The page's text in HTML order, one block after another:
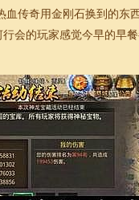
血传奇用金刚石换到的东
会的玩家感觉今早的早